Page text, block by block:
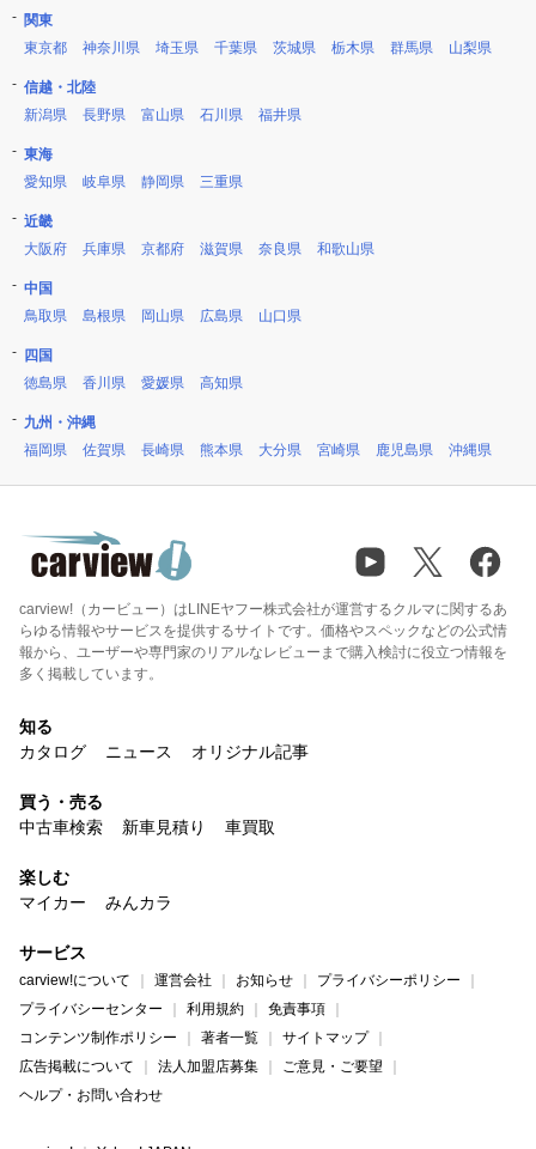
関東
東京都
神奈川県 埼玉県 千葉県 茨城県 栃木県 群馬県 山梨県
信越・北陸
新潟県
長野県 富山県 石川県 福井県
東海
愛知県
岐阜県 静岡県 三重県
近畿
大阪府
兵庫県 京都府 滋賀県 奈良県 和歌山県
中国
鳥取県
島根県 岡山県 広島県 山口県
四国
徳島県
香川県 愛媛県 高知県
九州・沖縄
福岡県
佐賀県 長崎県 熊本県 大分県 宮崎県 鹿児島県 沖縄県
carview!（カービュー）はLINEヤフー株式会社が運営するクルマに関するあ
らゆる情報やサービスを提供するサイトです。価格やスペックなどの公式情
報から、ユーザーや専門家のリアルなレビューまで購入検討に役立つ情報を
多く掲載しています。
知る
カタログ
ニュース オリジナル記事
買う・売る
中古車検索
新車見積り 車買取
楽しむ
マイカー
みんカラ
サービス
carview!について 運営会社 お知らせ
プライバシーポリシー
プライバシーセンター
利用規約
免責事項
コンテンツ制作ポリシー
著者一覧
サイトマップ
広告掲載について
法人加盟店募集
ご意見・ご要望
ヘルプ・お問い合わせ